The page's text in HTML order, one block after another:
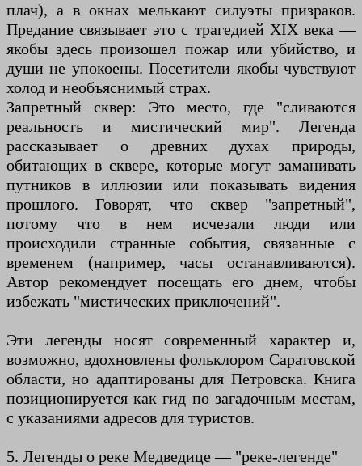
плач), а в окнах мелькают силуэты призраков.
Предание связывает это с трагедией XIX века —
якобы здесь произошел пожар или убийство, и
души не упокоены. Посетители якобы чувствуют
холод и необъяснимый страх.
Запретный сквер: Это место, где "сливаются
реальность и мистический мир". Легенда
рассказывает о древних духах природы,
обитающих в сквере, которые могут заманивать
путников в иллюзии или показывать видения
прошлого. Говорят, что сквер "запретный",
потому что в нем исчезали люди или
происходили странные события, связанные с
временем (например, часы останавливаются).
Автор рекомендует посещать его днем, чтобы
избежать "мистических приключений".
Эти легенды носят современный характер и,
возможно, вдохновлены фольклором Саратовской
области, но адаптированы для Петровска. Книга
позиционируется как гид по загадочным местам,
с указаниями адресов для туристов.
5. Легенды о реке Медведице — "реке-легенде"